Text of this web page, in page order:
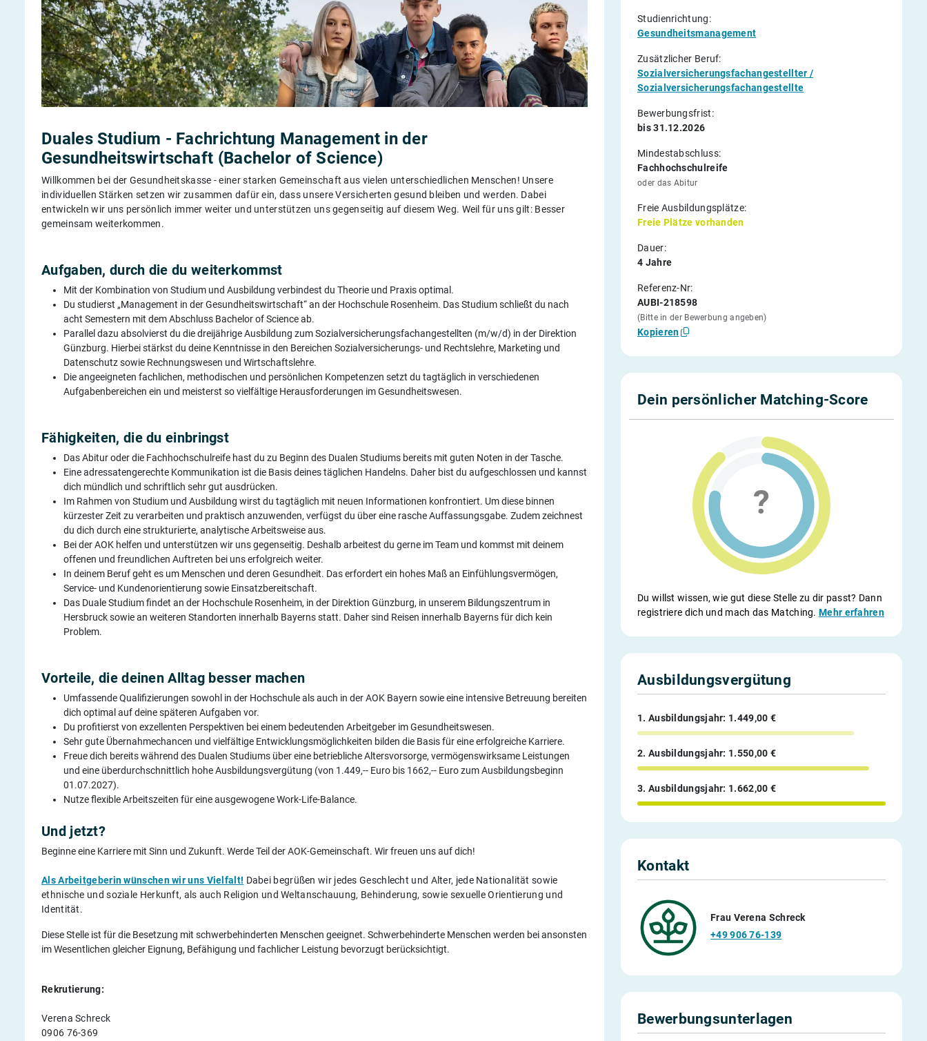
Duales Studium - Fachrichtung Management in der
Gesundheitswirtschaft (Bachelor of Science)
Willkommen bei der Gesundheitskasse - einer starken Gemeinschaft aus vielen unterschiedlichen Menschen! Unsere
individuellen Stärken setzen wir zusammen dafür ein, dass unsere Versicherten gesund bleiben und werden. Dabei
entwickeln wir uns persönlich immer weiter und unterstützen uns gegenseitig auf diesem Weg. Weil für uns gilt: Besser
gemeinsam weiterkommen.
Aufgaben, durch die du weiterkommst
Mit der Kombination von Studium und Ausbildung verbindest du Theorie und Praxis optimal.
Du studierst „Management in der Gesundheitswirtschaft“ an der Hochschule Rosenheim. Das Studium schließt du nach
acht Semestern mit dem Abschluss Bachelor of Science ab.
Parallel dazu absolvierst du die dreijährige Ausbildung zum Sozialversicherungsfachangestellten (m/w/d) in der Direktion
Günzburg. Hierbei stärkst du deine Kenntnisse in den Bereichen Sozialversicherungs- und Rechtslehre, Marketing und
Datenschutz sowie Rechnungswesen und Wirtschaftslehre.
Die angeeigneten fachlichen, methodischen und persönlichen Kompetenzen setzt du tagtäglich in verschiedenen
Aufgabenbereichen ein und meisterst so vielfältige Herausforderungen im Gesundheitswesen.
Fähigkeiten, die du einbringst
Das Abitur oder die Fachhochschulreife hast du zu Beginn des Dualen Studiums bereits mit guten Noten in der Tasche.
Eine adressatengerechte Kommunikation ist die Basis deines täglichen Handelns. Daher bist du aufgeschlossen und kannst
dich mündlich und schriftlich sehr gut ausdrücken.
Im Rahmen von Studium und Ausbildung wirst du tagtäglich mit neuen Informationen konfrontiert. Um diese binnen
kürzester Zeit zu verarbeiten und praktisch anzuwenden, verfügst du über eine rasche Auffassungsgabe. Zudem zeichnest
du dich durch eine strukturierte, analytische Arbeitsweise aus.
Bei der AOK helfen und unterstützen wir uns gegenseitig. Deshalb arbeitest du gerne im Team und kommst mit deinem
offenen und freundlichen Auftreten bei uns erfolgreich weiter.
In deinem Beruf geht es um Menschen und deren Gesundheit. Das erfordert ein hohes Maß an Einfühlungsvermögen,
Service- und Kundenorientierung sowie Einsatzbereitschaft.
Das Duale Studium findet an der Hochschule Rosenheim, in der Direktion Günzburg, in unserem Bildungszentrum in
Hersbruck sowie an weiteren Standorten innerhalb Bayerns statt. Daher sind Reisen innerhalb Bayerns für dich kein
Problem.
Vorteile, die deinen Alltag besser machen
Umfassende Qualifizierungen sowohl in der Hochschule als auch in der AOK Bayern sowie eine intensive Betreuung bereiten
dich optimal auf deine späteren Aufgaben vor.
Du profitierst von exzellenten Perspektiven bei einem bedeutenden Arbeitgeber im Gesundheitswesen.
Sehr gute Übernahmechancen und vielfältige Entwicklungsmöglichkeiten bilden die Basis für eine erfolgreiche Karriere.
Freue dich bereits während des Dualen Studiums über eine betriebliche Altersvorsorge, vermögenswirksame Leistungen
und eine überdurchschnittlich hohe Ausbildungsvergütung (von 1.449,-- Euro bis 1662,-- Euro zum Ausbildungsbeginn
01.07.2027).
Nutze flexible Arbeitszeiten für eine ausgewogene Work-Life-Balance.
Und jetzt?
Beginne eine Karriere mit Sinn und Zukunft. Werde Teil der AOK-Gemeinschaft. Wir freuen uns auf dich!
Als Arbeitgeberin wünschen wir uns Vielfalt! Dabei begrüßen wir jedes Geschlecht und Alter, jede Nationalität sowie
ethnische und soziale Herkunft, als auch Religion und Weltanschauung, Behinderung, sowie sexuelle Orientierung und
Identität.
Diese Stelle ist für die Besetzung mit schwerbehinderten Menschen geeignet. Schwerbehinderte Menschen werden bei ansonsten
im Wesentlichen gleicher Eignung, Befähigung und fachlicher Leistung bevorzugt berücksichtigt.
Rekrutierung:
Verena Schreck
0906 76-369
Studienrichtung:
Gesundheitsmanagement
Zusätzlicher Beruf:
Sozialversicherungsfachangestellter /
Sozialversicherungsfachangestellte
Bewerbungsfrist:
bis 31.12.2026
Mindestabschluss:
Fachhochschulreife
oder das Abitur
Freie Ausbildungsplätze:
Freie Plätze vorhanden
Dauer:
4 Jahre
Referenz-Nr:
AUBI-218598
(Bitte in der Bewerbung angeben)
Kopieren
Dein persönlicher Matching-Score
Du willst wissen, wie gut diese Stelle zu dir passt? Dann
registriere dich und mach das Matching.Mehr erfahren
Ausbildungsvergütung
1. Ausbildungsjahr: 1.449,00 €
2. Ausbildungsjahr: 1.550,00 €
3. Ausbildungsjahr: 1.662,00 €
Kontakt
Frau Verena Schreck
+49 906 76-139
Bewerbungsunterlagen